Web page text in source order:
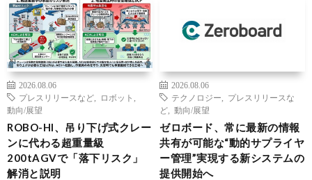
2026.08.06
プレスリリースなど
ロボット
動向/展望
ROBO-HI、吊り下げ式クレー
ンに代わる超重量級
200tAGVで「落下リスク」
解消と説明
2026.08.06
テクノロジー
プレスリリースな
ど
動向/展望
ゼロボード、常に最新の情報
共有が可能な“動的サプライヤ
ー管理”実現する新システムの
提供開始へ